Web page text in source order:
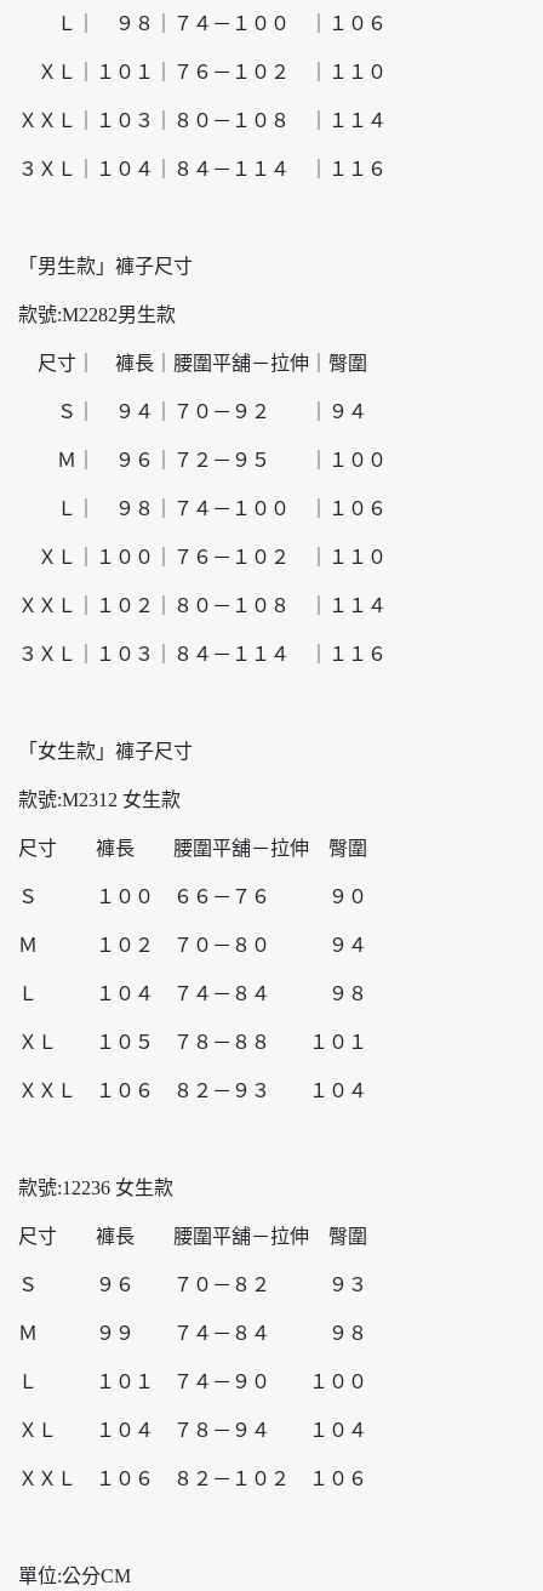
Ｌ｜ ９８｜７４－１００ ｜１０６
ＸＬ｜１０１｜７６－１０２ ｜１１０
ＸＸＬ｜１０３｜８０－１０８ ｜１１４
３ＸＬ｜１０４｜８４－１１４ ｜１１６
「男生款」褲子尺寸
款號:M2282男生款
尺寸｜ 褲長｜腰圍平舖－拉伸｜臀圍
Ｓ｜ ９４｜７０－９２ ｜９４
Ｍ｜ ９６｜７２－９５ ｜１００
Ｌ｜ ９８｜７４－１００ ｜１０６
ＸＬ｜１００｜７６－１０２ ｜１１０
ＸＸＬ｜１０２｜８０－１０８ ｜１１４
３ＸＬ｜１０３｜８４－１１４ ｜１１６
「女生款」褲子尺寸
款號:M2312 女生款
尺寸 褲長 腰圍平舖－拉伸 臀圍
Ｓ １００ ６６－７６ ９０
Ｍ １０２ ７０－８０ ９４
Ｌ １０４ ７４－８４ ９８
ＸＬ １０５ ７８－８８ １０１
ＸＸＬ １０６ ８２－９３ １０４
款號:12236 女生款
尺寸 褲長 腰圍平舖－拉伸 臀圍
Ｓ ９６ ７０－８２ ９３
Ｍ ９９ ７４－８４ ９８
Ｌ １０１ ７４－９０ １００
ＸＬ １０４ ７８－９４ １０４
ＸＸＬ １０６ ８２－１０２ １０６
單位:公分CM